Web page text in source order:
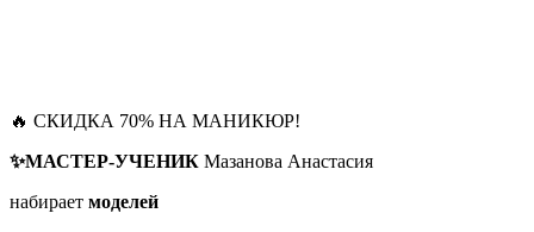
🔥 СКИДКА 70% НА МАНИКЮР!
✨МАСТЕР-УЧЕНИК Мазанова Анастасия
набирает моделей